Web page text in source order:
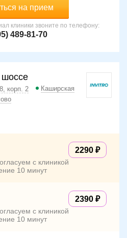
на прием
клиники звоните по телефону:
489-81-70
шоссе
корп. 2
Каширская
2290
с клиникой
10 минут
2390
с клиникой
10 минут